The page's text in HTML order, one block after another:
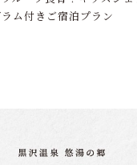
ム付きご宿泊プラン